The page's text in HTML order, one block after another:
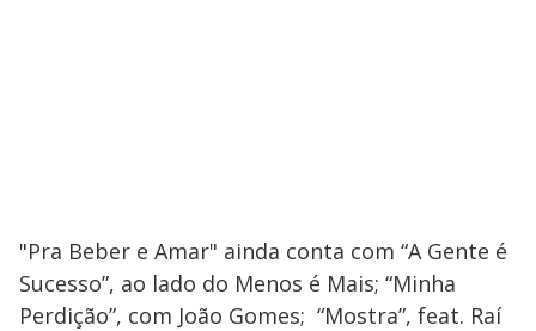
"Pra Beber e Amar" ainda conta com “A Gente é
Sucesso”, ao lado do Menos é Mais; “Minha
Perdição”, com João Gomes; “Mostra”, feat. Raí